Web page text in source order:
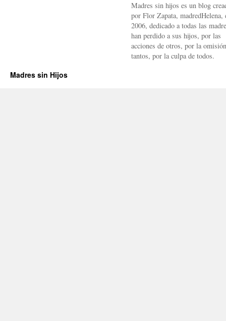
Madres sin hijos es un blog
por Flor Zapata, madredHelena,
2006, dedicado a todas las
han perdido a sus hijos, por las
acciones de otros, por la
tantos, por la culpa de todos.
Madres sin Hijos